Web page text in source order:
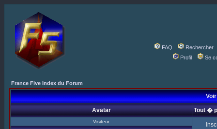
FAQ
Rechercher
Profil
Se
France Five Index du Forum
Avatar Tout �
Visiteur